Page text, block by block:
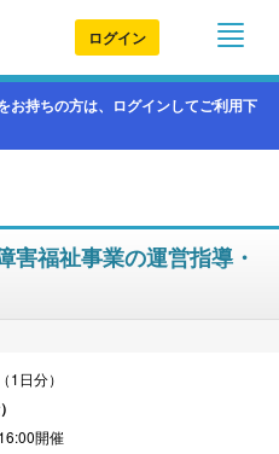
ログイン
お持ちの方は、ログインしてご利用下
福祉事業の運営指導・
1日分）
）
開催